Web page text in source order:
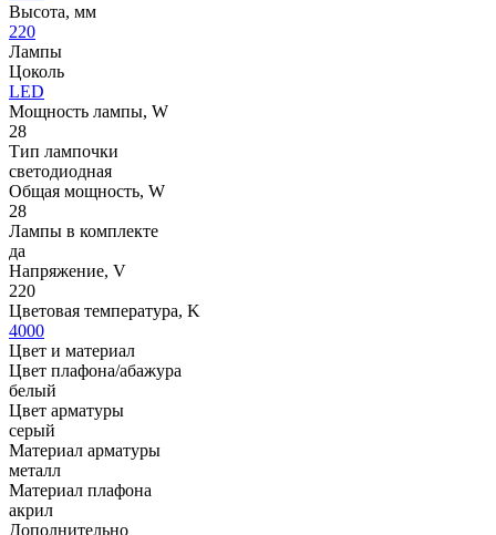
Высота, мм
220
Лампы
Цоколь
LED
Мощность лампы, W
28
Тип лампочки
светодиодная
Общая мощность, W
28
Лампы в комплекте
да
Напряжение, V
220
Цветовая температура, K
4000
Цвет и материал
Цвет плафона/абажура
белый
Цвет арматуры
серый
Материал арматуры
металл
Материал плафона
акрил
Дополнительно